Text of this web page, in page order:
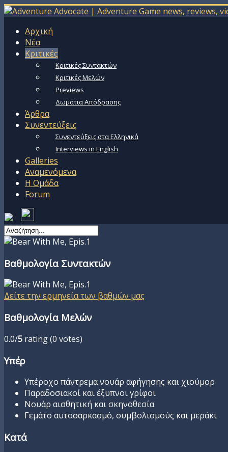
Αρχική
Νέα
Κριτικές
Κριτικές Συντακτών
Κριτικές Μελών
Previews
Δωμάτια Απόδρασης
Άρθρα
Συνεντεύξεις
Συνεντεύξεις στα Ελληνικά
Interviews in English
Galleries
Αναμενόμενα
Η Ομάδα
Forum
Βαθμολογία Συντακτών
Δείτε την ερμηνεία των βαθμών μας
Βαθμολογία Μελών
0.0/5 rating (0 votes)
Υπέρ
Υπέροχο πάντρεμα νουάρ αφήγησης και χιούμορ
Παραδοσιακοί και έξυπνοι γρίφοι
Nουάρ αισθητική και σκηνοθεσία
Γεμάτο αυτοσαρκασμό, συμβολισμούς και μεράκι
Κατά